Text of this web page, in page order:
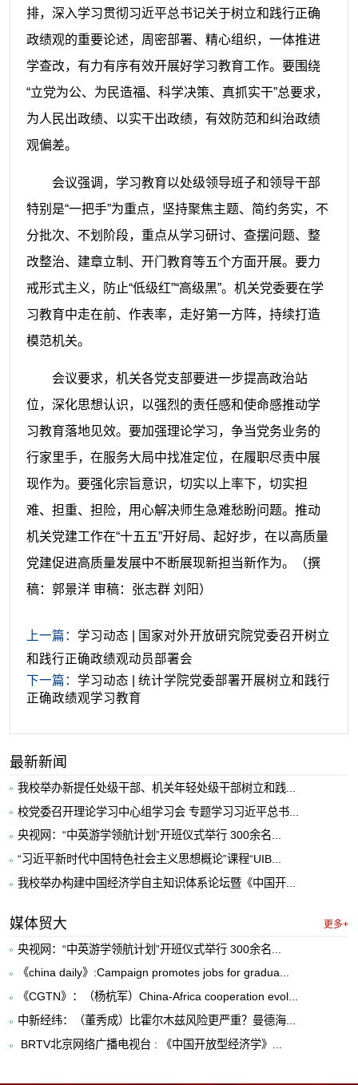
排，深入学习贯彻习近平总书记关于树立和践行正确
政绩观的重要论述，周密部署、精心组织，一体推进
学查改，有力有序有效开展好学习教育工作。要围绕
“立党为公、为民造福、科学决策、真抓实干”总要求，
为人民出政绩、以实干出政绩，有效防范和纠治政绩
观偏差。
会议强调，学习教育以处级领导班子和领导干部
特别是“一把手”为重点，坚持聚焦主题、简约务实，不
分批次、不划阶段，重点从学习研讨、查摆问题、整
改整治、建章立制、开门教育等五个方面开展。要力
戒形式主义，防止“低级红”“高级黑”。机关党委要在学
习教育中走在前、作表率，走好第一方阵，持续打造
模范机关。
会议要求，机关各党支部要进一步提高政治站
位，深化思想认识，以强烈的责任感和使命感推动学
习教育落地见效。要加强理论学习，争当党务业务的
行家里手，在服务大局中找准定位，在履职尽责中展
现作为。要强化宗旨意识，切实以上率下，切实担
难、担重、担险，用心解决师生急难愁盼问题。推动
机关党建工作在“十五五”开好局、起好步，在以高质量
党建促进高质量发展中不断展现新担当新作为。
（撰
稿：郭景洋 审稿：张志群 刘阳）
上一篇： 学习动态 | 国家对外开放研究院党委召开树立
和践行正确政绩观动员部署会
下一篇： 学习动态 | 统计学院党委部署开展树立和践行
正确政绩观学习教育
最新新闻
我校举办新提任处级干部、机关年轻处级干部树立和践...
校党委召开理论学习中心组学习会 专题学习习近平总书...
央视网：“中英游学领航计划”开班仪式举行 300余名...
“习近平新时代中国特色社会主义思想概论”课程“UIB...
我校举办构建中国经济学自主知识体系论坛暨《中国开...
媒体贸大 更多+
央视网：“中英游学领航计划”开班仪式举行 300余名...
《china daily》:Campaign promotes jobs for gradua...
《CGTN》：（杨杭军）China-Africa cooperation evol...
中新经纬：（董秀成）比霍尔木兹风险更严重？曼德海...
​ BRTV北京网络广播电视台 : 《中国开放型经济学》...